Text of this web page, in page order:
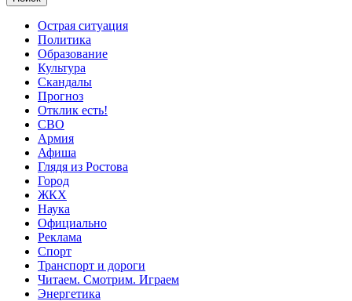
Острая ситуация
Политика
Образование
Культура
Скандалы
Прогноз
Отклик есть!
СВО
Армия
Афиша
Глядя из Ростова
Город
ЖКХ
Наука
Официально
Реклама
Спорт
Транспорт и дороги
Читаем. Смотрим. Играем
Энергетика